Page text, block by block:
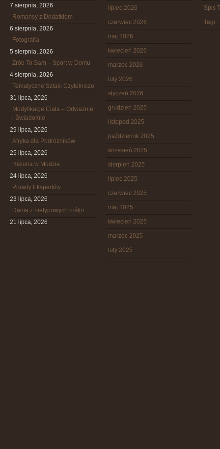
7 sierpnia, 2026
Romansy z Dodatkiem
6 sierpnia, 2026
Fotografia
5 sierpnia, 2026
Zrób To Sam – Sport w Domu
4 sierpnia, 2026
Tematyczne Szlaki Czytelnicze
31 lipca, 2026
Modyfikacje Ciała – Odważnie
i Świadomie
29 lipca, 2026
Afryka dla Podróżników
25 lipca, 2026
Historia w Modzie
24 lipca, 2026
Porady Ekspertów
23 lipca, 2026
Dania z nietypowych roślin
21 lipca, 2026
lipiec 2026
czerwiec 2026
maj 2026
kwiecień 2026
marzec 2026
luty 2026
styczeń 2026
grudzień 2025
listopad 2025
październik 2025
wrzesień 2025
sierpień 2025
lipiec 2025
czerwiec 2025
maj 2025
kwiecień 2025
marzec 2025
luty 2025
Spis
Tagi